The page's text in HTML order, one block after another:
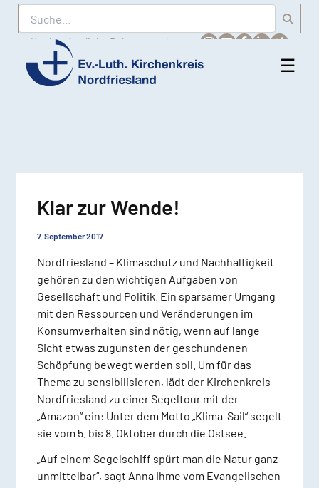
Suche
Karriere Amtliche Bekanntmachungen
Ev.-
☰
Klar zur Wende!
7. September 2017
Nordfriesland – Klimaschutz und Nachhaltigkeit
gehören zu den wichtigen Aufgaben von
Gesellschaft und Politik. Ein sparsamer Umgang
mit den Ressourcen und Veränderungen im
Konsumverhalten sind nötig, wenn auf lange
Sicht etwas zugunsten der geschundenen
Schöpfung bewegt werden soll. Um für das
Thema zu sensibilisieren, lädt der Kirchenkreis
Nordfriesland zu einer Segeltour mit der
„Amazon“ ein: Unter dem Motto „Klima-Sail“ segelt
sie vom 5. bis 8. Oktober durch die Ostsee.
„Auf einem Segelschiff spürt man die Natur ganz
unmittelbar“, sagt Anna Ihme vom Evangelischen